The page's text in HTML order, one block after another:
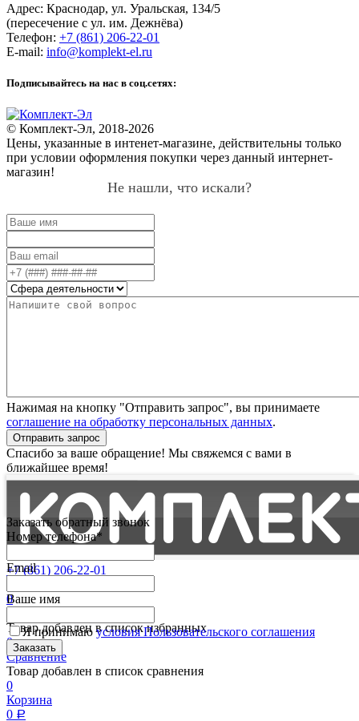
Адрес: Краснодар, ул. Уральская, 134/5
(пересечение с ул. им. Дежнёва)
Телефон: +7 (861) 206-22-01
E-mail: info@komplekt-el.ru
Подписывайтесь на нас в соц.сетях:
© Комплект-Эл, 2018-2026
Цены, указанные в интенет-магазине, действительны только
при условии оформления покупки через данный интернет-
магазин!
Не нашли, что искали?
Нажимая на кнопку "Отправить запрос", вы принимаете
соглашение на обработку персональных данных.
Отправить запрос
Спасибо за ваше обращение! Мы свяжемся с вами в
ближайшее время!
+7 (861) 206-22-01
0
Товар добавлен в список избранных
0
Сравнение
Товар добавлен в список сравнения
0
Корзина
0 Р
Заказать обратный звонок
Номер телефона*
Email
Ваше имя
Я принимаюусловия Пользовательского соглашения